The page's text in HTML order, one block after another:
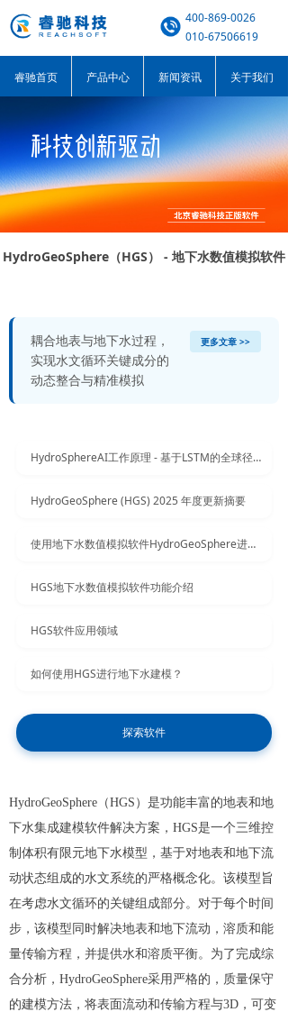
400-869-0026
010-67506619
睿驰首页 产品中心 新闻资讯 关于我们
HydroGeoSphere（HGS） - 地下水数值模拟软件
耦合地表与地下水过程，
实现水文循环关键成分的
动态整合与精准模拟
更多文章 >>
HydroSphereAI工作原理 - 基于LSTM的全球径流量精准预测平台
HydroGeoSphere (HGS) 2025 年度更新摘要
使用地下水数值模拟软件HydroGeoSphere进行衰减建模
HGS地下水数值模拟软件功能介绍
HGS软件应用领域
如何使用HGS进行地下水建模？
探索软件
HydroGeoSphere（HGS）是功能丰富的地表和地
下水集成建模软件解决方案，HGS是一个三维控
制体积有限元地下水模型，基于对地表和地下流
动状态组成的水文系统的严格概念化。该模型旨
在考虑水文循环的关键组成部分。对于每个时间
步，该模型同时解决地表和地下流动，溶质和能
量传输方程，并提供水和溶质平衡。为了完成综
合分析，HydroGeoSphere采用严格的，质量保守
的建模方法，将表面流动和传输方程与3D，可变